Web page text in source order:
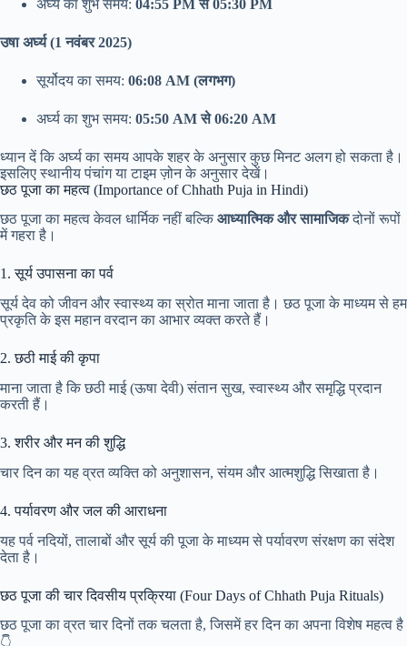
अर्घ्य का शुभ समय: 04:55 PM से 05:30 PM
उषा अर्घ्य (1 नवंबर 2025)
सूर्योदय का समय: 06:08 AM (लगभग)
अर्घ्य का शुभ समय: 05:50 AM से 06:20 AM
ध्यान दें कि अर्घ्य का समय आपके शहर के अनुसार कुछ मिनट अलग हो सकता है।
इसलिए स्थानीय पंचांग या टाइम ज़ोन के अनुसार देखें।
छठ पूजा का महत्व (Importance of Chhath Puja in Hindi)
छठ पूजा का महत्व केवल धार्मिक नहीं बल्कि आध्यात्मिक और सामाजिकदोनों रूपों
में गहरा है।
1. सूर्य उपासना का पर्व
सूर्य देव को जीवन और स्वास्थ्य का स्रोत माना जाता है। छठ पूजा के माध्यम से हम
प्रकृति के इस महान वरदान का आभार व्यक्त करते हैं।
2. छठी माई की कृपा
माना जाता है कि छठी माई (ऊषा देवी) संतान सुख, स्वास्थ्य और समृद्धि प्रदान
करती हैं।
3. शरीर और मन की शुद्धि
चार दिन का यह व्रत व्यक्ति को अनुशासन, संयम और आत्मशुद्धि सिखाता है।
4. पर्यावरण और जल की आराधना
यह पर्व नदियों, तालाबों और सूर्य की पूजा के माध्यम से पर्यावरण संरक्षण का संदेश
देता है।
छठ पूजा की चार दिवसीय प्रक्रिया (Four Days of Chhath Puja Rituals)
छठ पूजा का व्रत चार दिनों तक चलता है, जिसमें हर दिन का अपना विशेष महत्व है